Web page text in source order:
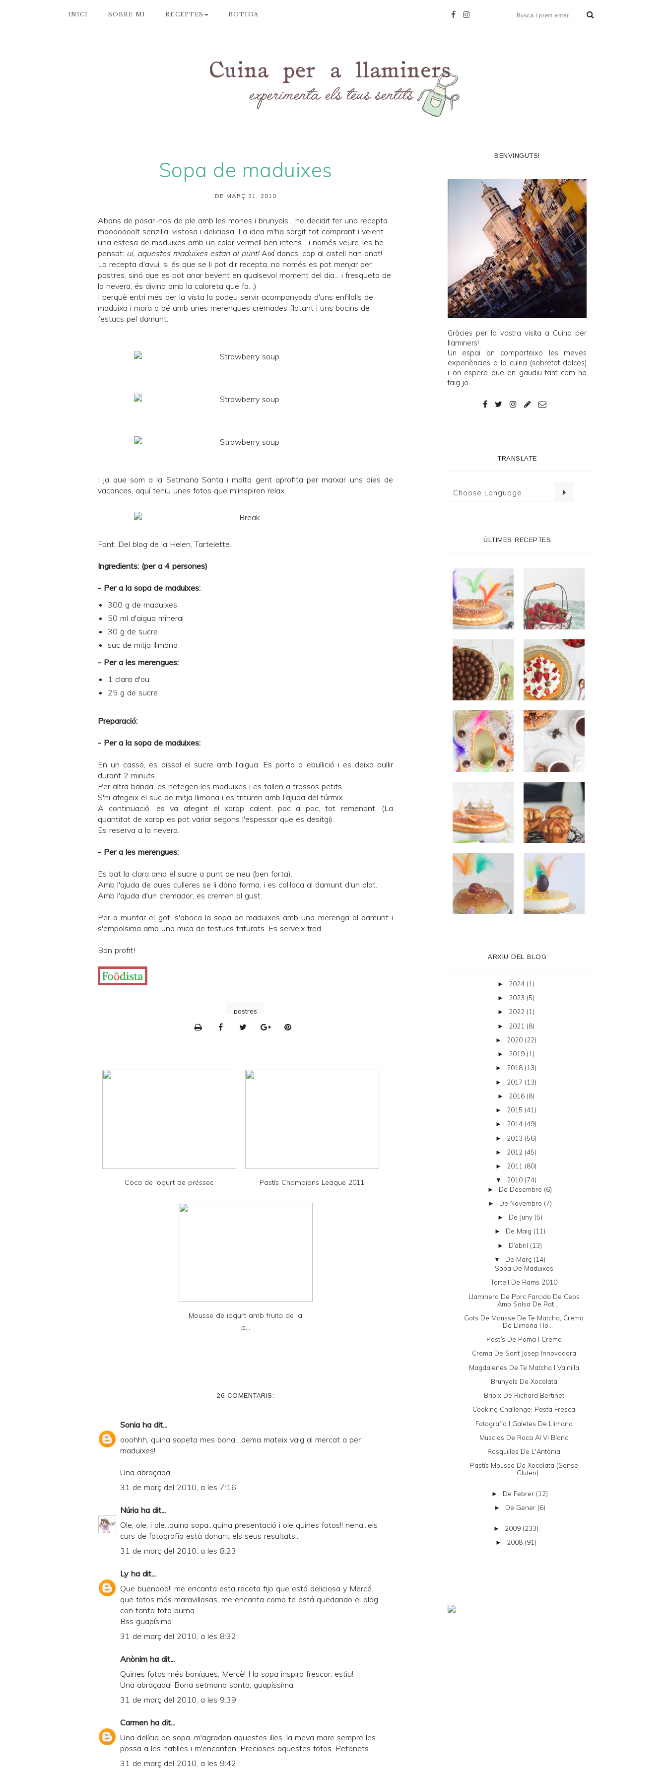
INICI SOBRE MI RECEPTES BOTIGA
Sopa de maduixes
DE MARÇ 31, 2010
Abans de posar-nos de ple amb les mones i brunyols... he decidit fer una recepta
mooooooolt senzilla, vistosa i deliciosa. La idea m'ha sorgit tot comprant i veient
una estesa de maduixes amb un color vermell ben intens... i només veure-les he
pensat: ui, aquestes maduixes estan al punt!Així doncs, cap al cistell han anat!
La recepta d'avui, si és que se li pot dir recepta, no només es pot menjar per
postres, sinó que es pot anar bevent en qualsevol moment del dia... i fresqueta de
la nevera, és divina amb la caloreta que fa. ;)
I perquè entri més per la vista la podeu servir acompanyada d'uns enfilalls de
maduixa i mora o bé amb unes merengues cremades flotant i uns bocins de
festucs pel damunt.
I ja que som a la Setmana Santa i molta gent aprofita per marxar uns dies de
vacances, aquí teniu unes fotos que m'inspiren relax.
Font: Del blog de la Helen,Tartelette.
Ingredients: (per a 4 persones)
- Per a la sopa de maduixes:
300 g de maduixes
50 ml d'aigua mineral
30 g de sucre
suc de mitja llimona
- Per a les merengues:
1 clara d'ou
25 g de sucre
Preparació:
- Per a la sopa de maduixes:
En un cassó, es dissol el sucre amb l'aigua. Es porta a ebullició i es deixa bullir
durant 2 minuts.
Per altra banda, es netegen les maduixes i es tallen a trossos petits.
S'hi afegeix el suc de mitja llimona i es trituren amb l'ajuda del túrmix.
A continuació, es va afegint el xarop calent, poc a poc, tot remenant. (La
quantitat de xarop es pot variar segons l'espessor que es desitgi).
Es reserva a la nevera.
- Per a les merengues:
Es bat la clara amb el sucre a punt de neu (ben forta).
Amb l'ajuda de dues culleres se li dóna forma, i es col·loca al damunt d'un plat.
Amb l'ajuda d'un cremador, es cremen al gust.
Per a muntar el got, s'aboca la sopa de maduixes amb una merenga al damunt i
s'empolsima amb una mica de festucs triturats. Es serveix fred.
Bon profit!
postres
n
d
Coca de iogurt de préssec Pastís Champions League 2011
Mousse de iogurt amb fruita de la
p...
26 COMENTARIS:
Sonia ha dit...
ooohhh, quina sopeta mes bona....dema mateix vaig al mercat a per
maduixes!
Una abraçada,
31 de març del 2010, a les 7:16
Núria ha dit...
Ole, ole, i ole...quina sopa...quina presentació i ole quines fotos!! nena...els
curs de fotografia està donant els seus resultats...
31 de març del 2010, a les 8:23
Ly ha dit...
Que buenooo!! me encanta esta receta fijo que está deliciosa y Mercé
que fotos más maravillosas, me encanta como te está quedando el blog
con tanta foto burna.
Bss guapísima
31 de març del 2010, a les 8:32
Anònim ha dit...
Quines fotos més boníques, Mercè! I la sopa inspira frescor, estiu!
Una abraçada! Bona setmana santa, guapíssima.
31 de març del 2010, a les 9:39
Carmen ha dit...
Una delícia de sopa, m'agraden aquestes illes, la meva mare sempre les
possa a les natilles i m'encanten. Precioses aquestes fotos. Petonets
31 de març del 2010, a les 9:42
BENVINGUTS!
Gràcies per la vostra visita a Cuina per
llaminers!
Un espai on comparteixo les meves
experiències a la cuina (sobretot dolces)
i on espero que en gaudiu tant com ho
faig jo.
TRANSLATE
ÚLTIMES RECEPTES
ARXIU DEL BLOG
► 2024 (1)
► 2023 (5)
► 2022 (1)
► 2021 (8)
► 2020 (22)
► 2019 (1)
► 2018 (13)
► 2017 (13)
► 2016 (8)
► 2015 (41)
► 2014 (49)
► 2013 (56)
► 2012 (45)
► 2011 (80)
▼ 2010 (74)
► De Desembre (6)
► De Novembre (7)
► De Juny (5)
► De Maig (11)
► D’abril (13)
▼ De Març (14)
Sopa De Maduixes
Tortell De Rams 2010
Llaminera De Porc Farcida De Ceps
Amb Salsa De Rat...
Gots De Mousse De Te Matcha, Crema
De Llimona I Io...
Pastís De Poma I Crema
Crema De Sant Josep Innovadora
Magdalenes De Te Matcha I Vainilla
Brunyols De Xocolata
Brioix De Richard Bertinet
Cooking Challenge: Pasta Fresca
Fotografia I Galetes De Llimona
Musclos De Roca Al Vi Blanc
Rosquilles De L'Antònia
Pastís Mousse De Xocolata (sense
Gluten)
► De Febrer (12)
► De Gener (6)
► 2009 (233)
► 2008 (91)